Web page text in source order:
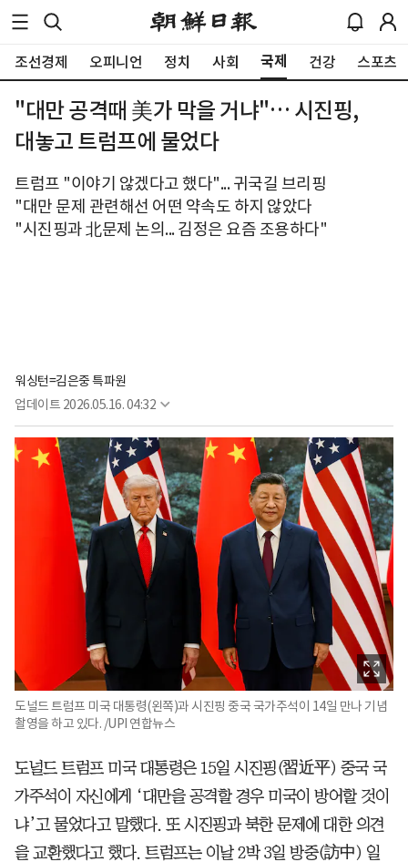
조선경제 오피니언 정치 사회 국제 건강 스포츠
"대만 공격때 美가 막을 거냐"… 시진핑,
대놓고 트럼프에 물었다
트럼프 "이야기 않겠다고 했다"... 귀국길 브리핑
"대만 문제 관련해선 어떤 약속도 하지 않았다
"시진핑과 北문제 논의... 김정은 요즘 조용하다"
워싱턴=김은중 특파원
업데이트 2026.05.16. 04:32
도널드 트럼프 미국 대통령(왼쪽)과 시진핑 중국 국가주석이 14일 만나 기념
촬영을 하고 있다. /UPI 연합뉴스
도널드 트럼프 미국 대통령은 15일 시진핑(習近平) 중국 국
가주석이 자신에게 ‘대만을 공격할 경우 미국이 방어할 것이
냐’고 물었다고 말했다. 또 시진핑과 북한 문제에 대한 의견
을 교환했다고 했다. 트럼프는 이날 2박 3일 방중(訪中) 일